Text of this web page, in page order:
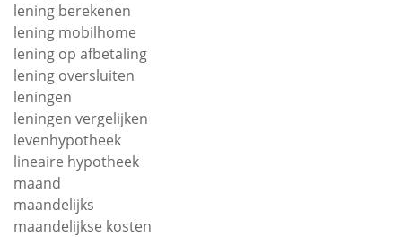
lening berekenen
lening mobilhome
lening op afbetaling
lening oversluiten
leningen
leningen vergelijken
levenhypotheek
lineaire hypotheek
maand
maandelijks
maandelijkse kosten